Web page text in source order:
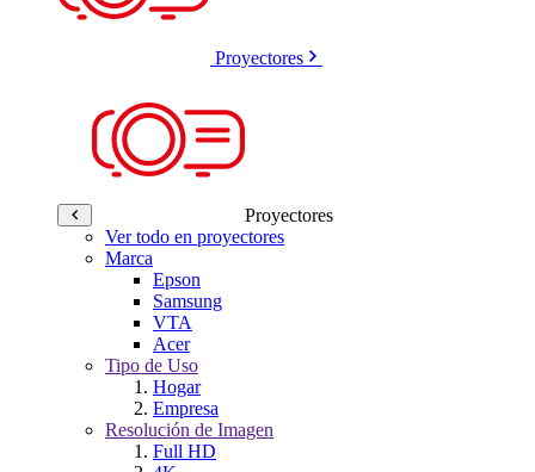
Proyectores
Proyectores
Ver todo en proyectores
Marca
Epson
Samsung
VTA
Acer
Tipo de Uso
Hogar
Empresa
Resolución de Imagen
Full HD